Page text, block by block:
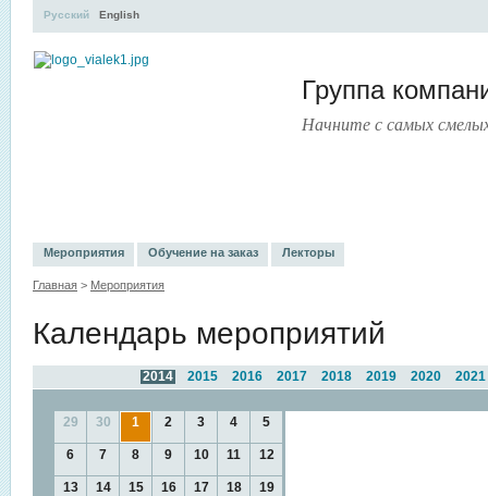
Группа
Начните с самых
Русский English
Мероприятия Обучение на заказ Лекторы
Главная > Мероприятия
Календарь мероприятий
2021
2020
2019
2018
2017
2016
2015
2014
29 30 1 2 3 4 5
6 7 8 9 10 11 12
13 14 15 16 17 18 19